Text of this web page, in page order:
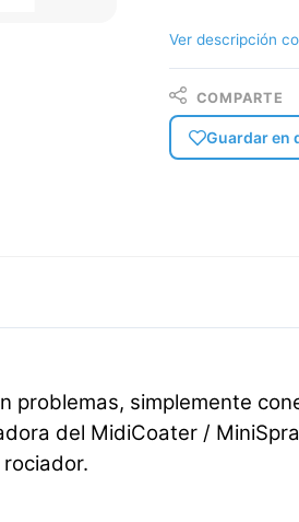
Ver descripción
COMPARTE
Guardar en
problemas, simplemente
del MidiCoater /